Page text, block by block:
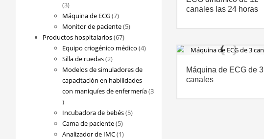
canales las 24 horas
Máquina de ECG de 3
canales
33
productos
Máquina de ECG 77
productos
Monitor de paciente 55
Productos hospitalarios 6767
productos
Equipo criogénico médico 44
Silla de ruedas 22
productos
Modelos de simuladores de
capacitación en habilidades
con maniquíes de enfermería 3
3
productos
Incubadora de bebés 55
Cama de paciente 55
productos
Analizador de IMC 11